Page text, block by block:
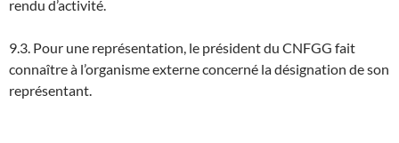
rendu d’activité.
9.3. Pour une représentation, le président du CNFGG fait
connaître à l’organisme externe concerné la désignation de son
représentant.